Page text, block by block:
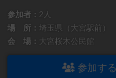
参加者： 2人
場 所： 埼玉県（大宮駅前）
会 場： 大宮桜木公民館
参加する